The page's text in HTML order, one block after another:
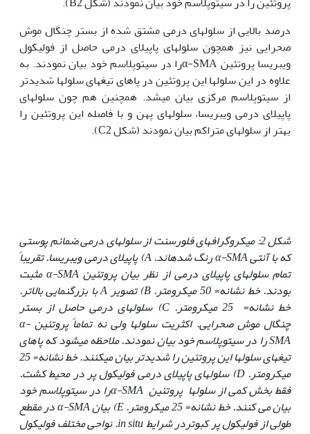
درصد بالایی از سلولهای درمی مشتق شده از بستر چنگال موش
صحرایی نیز همچون سلولهای پاپیلای درمی حاصل از فولیکول
ویبریسا پروتئین α-SMAرا در سیتوپلاسم خود بیان نمودند. به
علاوه در این سلولها این پروتئین در پاهای تیغه‏ای سلولها شدیدتر
از سیتوپلاسم مرکزی بیان می‏شد. همچنین هم چون سلولهای
پاپیلای درمی ویبریسا، سلولهای پهن و با فاصله این پروتئین را
بهتر از سلولهای متراکم بیان نمودند (شکل C2).
شکل 2: میکروگرافهای فلورسنت از سلولهای درمی ضمائم پوستی
که با آنتیα-SMAرنگ شده‏اند.A) پاپیلای درمی ویبریسا. تقریباً
تمام سلولهای پاپیلای درمی از نظر بیان پروتئین α-SMAمثبت
بودند. خط نشانه= 50 میکرومتر.
B) تصویرAبا بزرگنمایی بالاتر.
خط نشانه= 25 میکرومتر.
C) سلولهای درمی حاصل از بستر
چنگال موش صحرایی. اکثریت سلولها ولی نه تماماً پروتئینα-
SMAرا در سیتوپلاسم خود بیان نمودند. ملاحظه می‏شود که پاهای
تیغه‏ای سلولها این پروتئین را شدیدتر بیان می‏کنند. خط نشانه= 25
میکرومتر.D) سلولهای پاپیلای درمی فولیکول پر در محیط کشت.
فقط بخش کمی از سلولها پروتئین
را در سیتوپلاسم خود
بیان می کنند. خط نشانه= 25 میکرومتر.
E) بیانα-SMAدر مقطع
طولی از فولیکول پر کبوتردر شرایطin situ. نواحی مختلف فولیکول